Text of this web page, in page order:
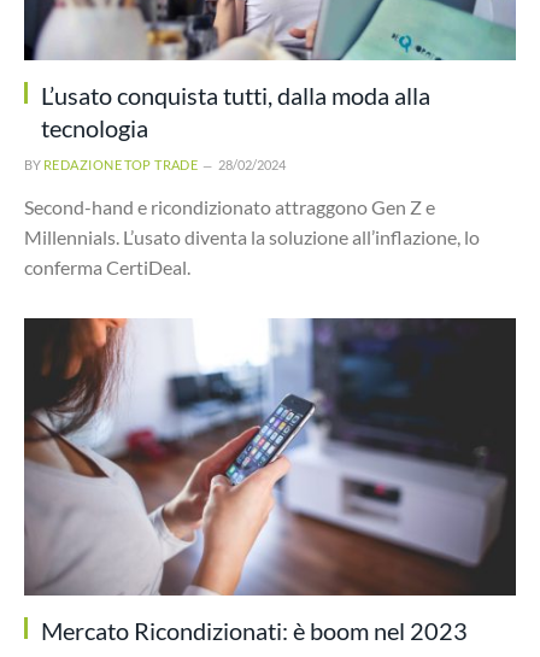
L’usato conquista tutti, dalla moda alla
tecnologia
BY REDAZIONE TOP TRADE 28/02/2024
Second-hand e ricondizionato attraggono Gen Z e
Millennials. L’usato diventa la soluzione all’inflazione, lo
conferma CertiDeal.
Mercato Ricondizionati: è boom nel 2023